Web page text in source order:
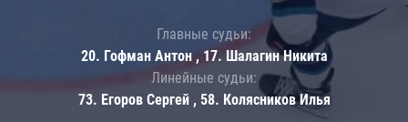
Главные судьи:
20. Гофман Антон , 17. Шалагин Никита
Линейные судьи:
73. Егоров Сергей , 58. Колясников Илья